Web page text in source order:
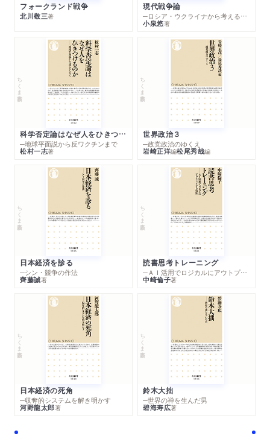
フォークランド戦争
北川敬三著
現代戦争論
─ロシア・ウクライナから考える世界の行方
小泉悠著
ちくま新書
科学否定論はなぜ人をひきつけるのか
─地球平面説から反ワクチンまで
松村一志著
ちくま新書
世界政治３
─政党政治のゆくえ
岩崎正洋編松尾秀哉編
ちくま新書
日本経済を診る
─シン・競争の作法
齊藤誠著
ちくま新書
読書思考トレーニング
─ＡＩ活用でロジカルにアウトプットする技法
中崎倫子著
ちくま新書
日本経済の死角
─収奪的システムを解き明かす
河野龍太郎著
ちくま新書
鈴木大拙
─世界の禅を生んだ男
碧海寿広著